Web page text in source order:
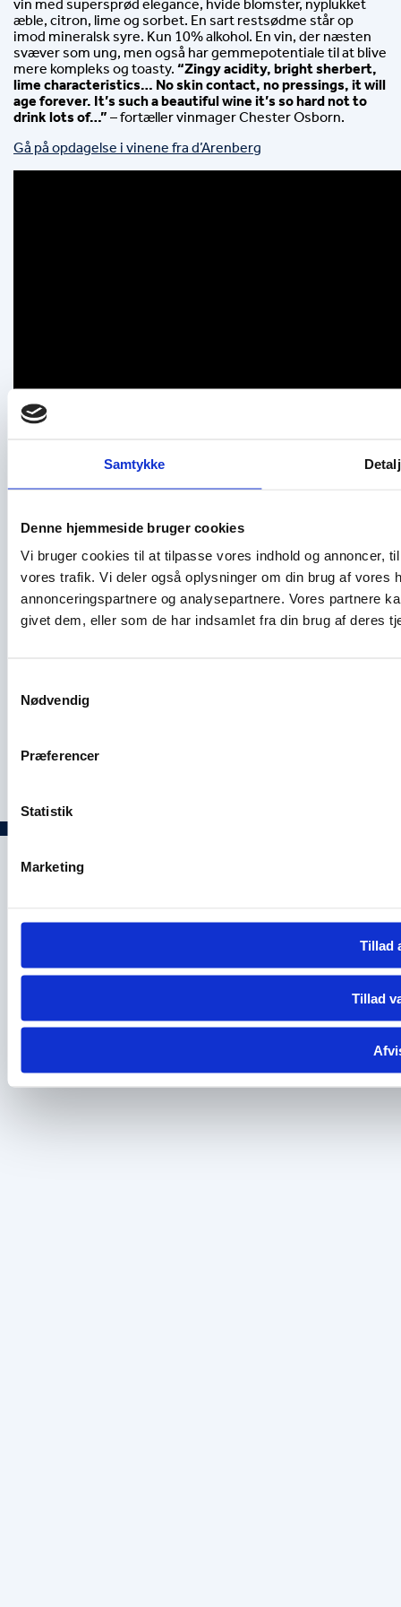
Samtykke
Denne hjemmeside bruger cookies
Vi bruger cookies til at tilpasse vores indhold og annoncer,
vores trafik. Vi deler også oplysninger om din brug af vores
annonceringspartnere og analysepartnere. Vores partnere
givet dem, eller som de har indsamlet fra din brug af deres
Nødvendig
Præferencer
Statistik
Marketing
Tillad
Tillad
vin med supersprød elegance, hvide blomster, nyplukket
æble, citron, lime og sorbet. En sart restsødme står op
imod mineralsk syre. Kun 10% alkohol. En vin, der næsten
svæver som ung, men også har gemmepotentiale til at blive
mere kompleks og toasty. “Zingy acidity, bright sherbert,
lime characteristics… No skin contact, no pressings, it will
age forever. It’s such a beautiful wine it’s so hard not to
drink lots of…” – fortæller vinmager Chester Osborn.
Gå på opdagelse i vinene fra d’Arenberg
Vil du have mere mad-og vininspiration?
mad-og vinmatch, anmeldelser m.m. Du
Instagram.